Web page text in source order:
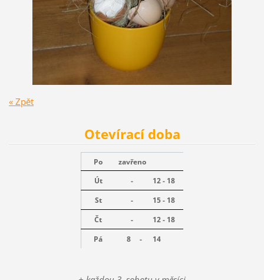
« Zpět
Otevírací doba
Po
zavřeno
Út
-
12 - 18
St
-
15 - 18
Čt
-
12 - 18
Pá
8 - 14